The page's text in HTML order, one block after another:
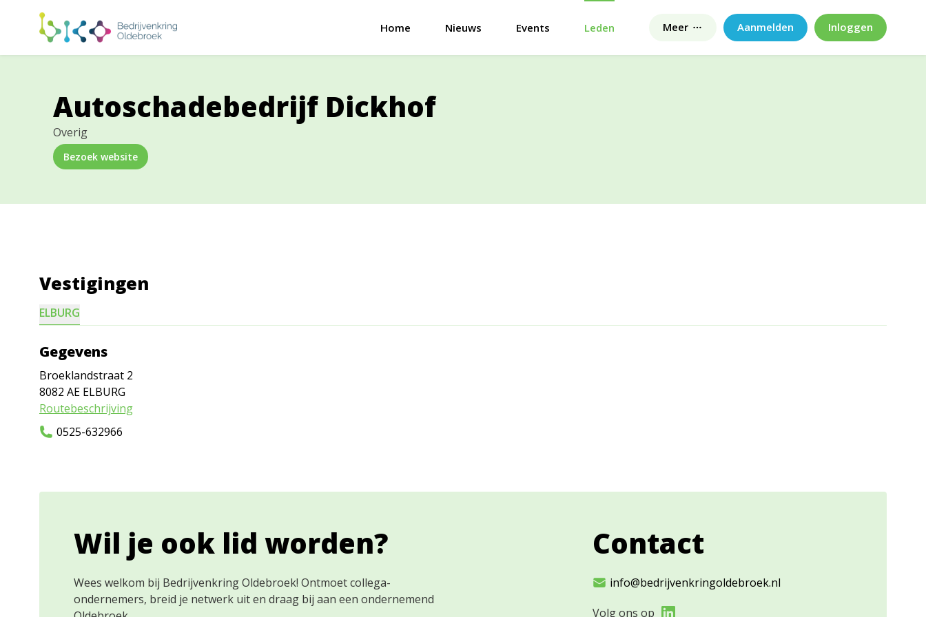
Home Nieuws Events Leden Meer Aanmelden Inloggen
Autoschadebedrijf Dickhof
Overig
Bezoek website
Vestigingen
ELBURG
Gegevens
Broeklandstraat 2
8082 AE ELBURG
Routebeschrijving
0525-632966
Wil je ook lid worden?
Wees welkom bij Bedrijvenkring Oldebroek! Ontmoet collega-
ondernemers, breid je netwerk uit en draag bij aan een ondernemend
Contact
info@bedrijvenkringoldebroek.nl
Volg ons op